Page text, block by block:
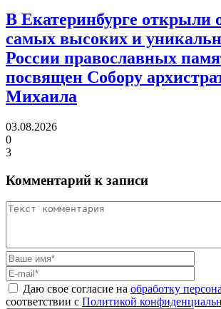
В Екатеринбурге открыли
самых высоких и
России православных
посвящен Собору
Михаила
03.08.2026
0
3
Комментарий к записи
Даю свое согласие на обработку
соответствии с Политикой